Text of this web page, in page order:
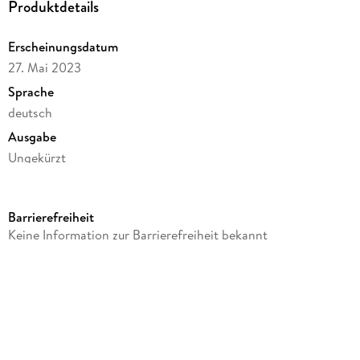
Produktdetails
Erscheinungsdatum
27. Mai 2023
Sprache
deutsch
Ausgabe
Ungekürzt
Laufzeit
Barrierefreiheit
Keine Information zur Barrierefreiheit bekannt